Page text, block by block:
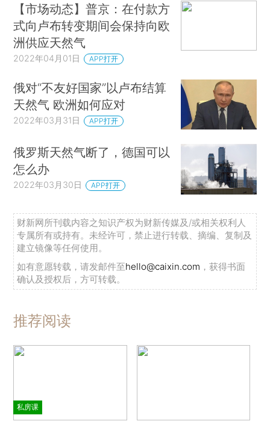
【市场动态】普京：在付款方
式向卢布转变期间会保持向欧
洲供应天然气
2022年04月01日 APP打开
俄对“不友好国家”以卢布结算
天然气 欧洲如何应对
2022年03月31日 APP打开
俄罗斯天然气断了，德国可以
怎么办
2022年03月30日 APP打开
财新网所刊载内容之知识产权为财新传媒及/或相关权利人
专属所有或持有。未经许可，禁止进行转载、摘编、复制及
建立镜像等任何使用。
如有意愿转载，请发邮件至hello@caixin.com ，获得书面
确认及授权后，方可转载。
推荐阅读
私房课